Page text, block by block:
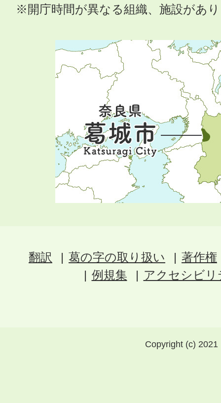
※開庁時間が異なる組織、施設があ
翻訳 葛の字の取り扱い
著作権
例規集
アクセシビ
Copyright (c)